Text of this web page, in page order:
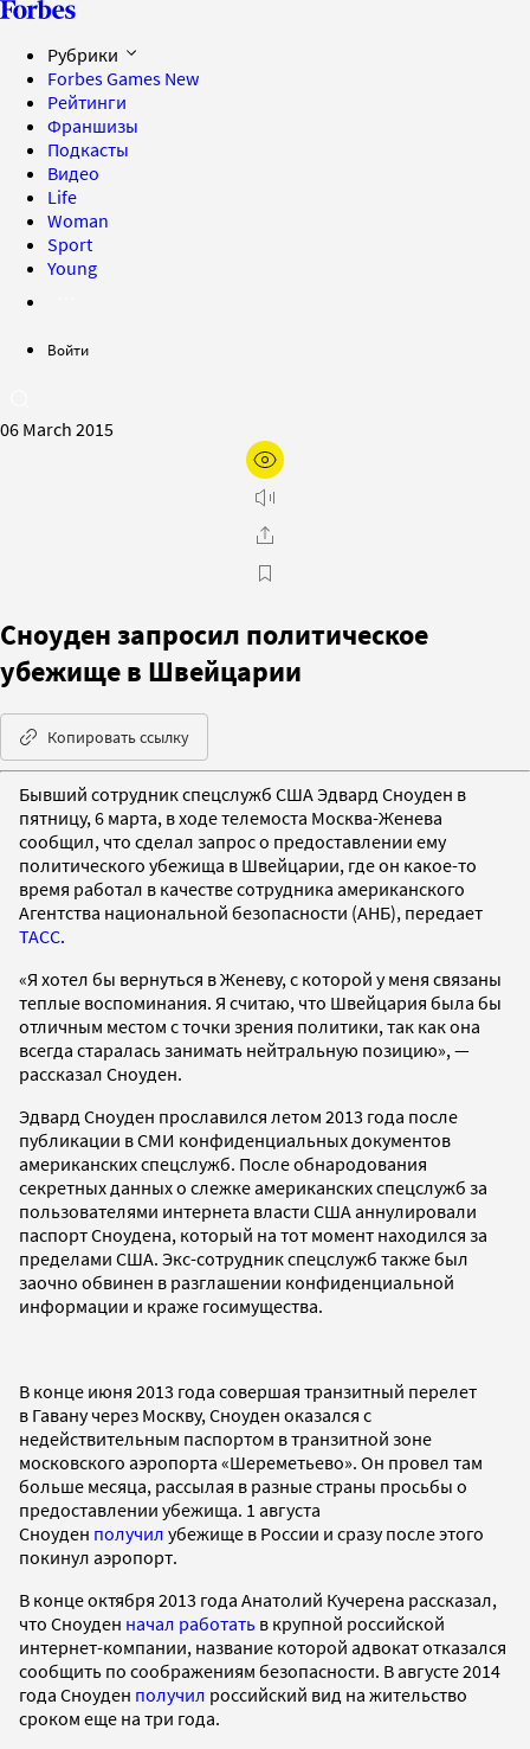
Рубрики
Forbes Games New
Рейтинги
Франшизы
Подкасты
Видео
Life
Woman
Sport
Young
Войти
06 March 2015
Сноуден запросил политическое
убежище в Швейцарии
Копировать ссылку
Бывший сотрудник спецслужб США Эдвард Сноуден в
пятницу, 6 марта, в ходе телемоста Москва-Женева
сообщил, что сделал запрос о предоставлении ему
политического убежища в Швейцарии, где он какое-то
время работал в качестве сотрудника американского
Агентства национальной безопасности (АНБ), передает
ТАСС.
«Я хотел бы вернуться в Женеву, с которой у меня связаны
теплые воспоминания. Я считаю, что Швейцария была бы
отличным местом с точки зрения политики, так как она
всегда старалась занимать нейтральную позицию», —
рассказал Сноуден.
Эдвард Сноуден прославился летом 2013 года после
публикации в СМИ конфиденциальных документов
американских спецслужб. После обнародования
секретных данных о слежке американских спецслужб за
пользователями интернета власти США аннулировали
паспорт Сноудена, который на тот момент находился за
пределами США. Экс-сотрудник спецслужб также был
заочно обвинен в разглашении конфиденциальной
информации и краже госимущества.
В конце июня 2013 года совершая транзитный перелет
в Гавану через Москву, Сноуден оказался с
недействительным паспортом в транзитной зоне
московского аэропорта «Шереметьево». Он провел там
больше месяца, рассылая в разные страны просьбы о
предоставлении убежища. 1 августа
Сноуден получил убежище в России и сразу после этого
покинул аэропорт.
В конце октября 2013 года Анатолий Кучерена рассказал,
что Сноуден начал работать в крупной российской
интернет-компании, название которой адвокат отказался
сообщить по соображениям безопасности. В августе 2014
года Сноуден получил российский вид на жительство
сроком еще на три года.